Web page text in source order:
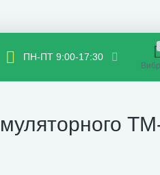
ПН-ПТ 9:00-17:30